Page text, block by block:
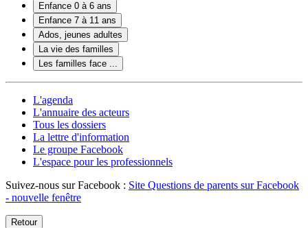
Enfance 0 à 6 ans
Enfance 7 à 11 ans
Ados, jeunes adultes
La vie des familles
Les familles face ...
L'agenda
L'annuaire des acteurs
Tous les dossiers
La lettre d'information
Le groupe Facebook
L'espace pour les professionnels
Suivez-nous sur Facebook : Site Questions de parents sur Facebook
- nouvelle fenêtre
Retour